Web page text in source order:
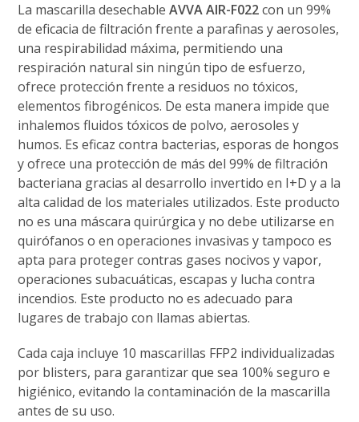
La mascarilla desechableAVVA AIR-F022con un 99%
de eficacia de filtración frente a parafinas y aerosoles,
una respirabilidad máxima, permitiendo una
respiración natural sin ningún tipo de esfuerzo,
ofrece protección frente a residuos no tóxicos,
elementos fibrogénicos. De esta manera impide que
inhalemos fluidos tóxicos de polvo, aerosoles y
humos. Es eficaz contra bacterias, esporas de hongos
y ofrece una protección de más del 99% de filtración
bacteriana gracias al desarrollo invertido en I+D y a la
alta calidad de los materiales utilizados. Este producto
no es una máscara quirúrgica y no debe utilizarse en
quirófanos o en operaciones invasivas y tampoco es
apta para proteger contras gases nocivos y vapor,
operaciones subacuáticas, escapas y lucha contra
incendios. Este producto no es adecuado para
lugares de trabajo con llamas abiertas.
Cada caja incluye 10 mascarillas FFP2 individualizadas
por blisters, para garantizar que sea 100% seguro e
higiénico, evitando la contaminación de la mascarilla
antes de su uso.